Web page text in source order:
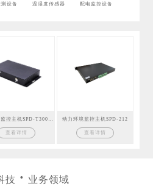
测设备 温湿度传感器 配电监控设备
查看详情
动力环境监控主机SPD-212
查看详情
技 业务领域